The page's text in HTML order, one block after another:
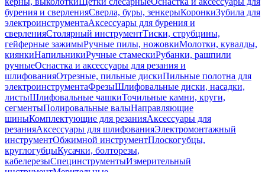
бурения и сверленияСверла, буры, зенкерыКоронкиЗубила для
электроинструментаАксессуары для бурения и
сверленияСтолярный инструментТиски, струбцины,
гейферные зажимыРучные пилы, ножовкиМолотки, кувалды,
киянкиНапильникиРучные стамескиРубанки, рашпили
ручныеОснастка и аксессуары для резания и
шлифованияОтрезные, пильные дискиПильные полотна для
электроинструментаФрезыШлифовальные диски, насадки,
листыШлифовальные чашкиТочильные камни, круги,
сегментыПолировальные валыНаправляющие
шиныКомплектующие для резанияАксессуары для
резанияАксессуары для шлифованияЭлектромонтажный
инструментОбжимной инструментПлоскогубцы,
круглогубцыКусачки, болторезы,
кабелерезыСпецинструментыИзмерительный